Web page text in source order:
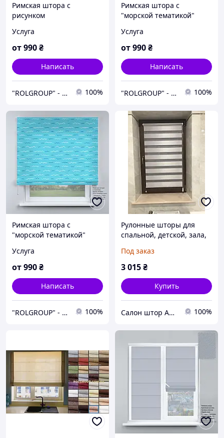
Римская штора с
рисунком
Услуга
от990₴
Написать
"ROLGROUP" - Мы умеем управлять солнцем. 100%
Римская штора с
"морской тематикой"
Услуга
от990₴
Написать
"ROLGROUP" - Мы умеем управлять солнцем. 100%
Римская штора с
"морской тематикой"
Услуга
от990₴
Написать
"ROLGROUP" - Мы умеем управлять солнцем. 100%
Рулонные шторы для
спальной, детской, зала,
балкона, лоджии, офиса
Под заказ
3 015₴
Купить
Салон штор Арсиан Текстиль 100%